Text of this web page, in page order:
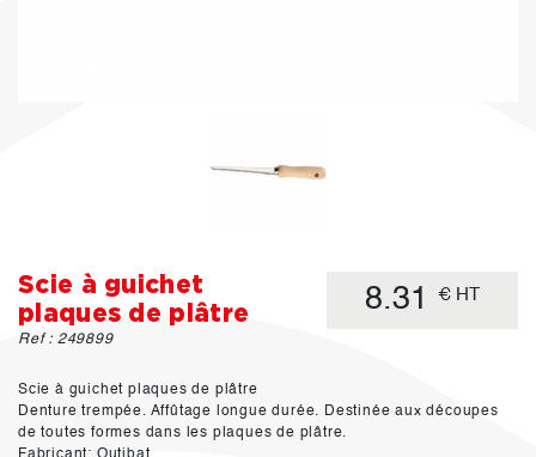
8.31 € HT
Scie à guichet
plaques de plâtre
Ref : 249899
Scie à guichet plaques de plâtre
Denture trempée. Affûtage longue durée. Destinée aux découpes
de toutes formes dans les plaques de plâtre.